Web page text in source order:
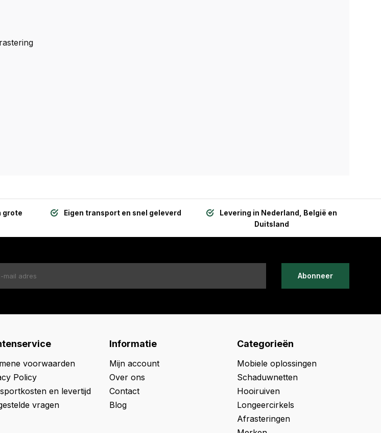
grote
Eigen transport en snel geleverd
Levering in Nederland, België en
Duitsland
Abonneer
voorwaarden
Policy
en levertijd
vragen
Informatie
Mijn account
Over ons
Contact
Blog
Categorieën
Mobiele oplossingen
Schaduwnetten
Hooiruiven
Longeercirkels
Afrasteringen